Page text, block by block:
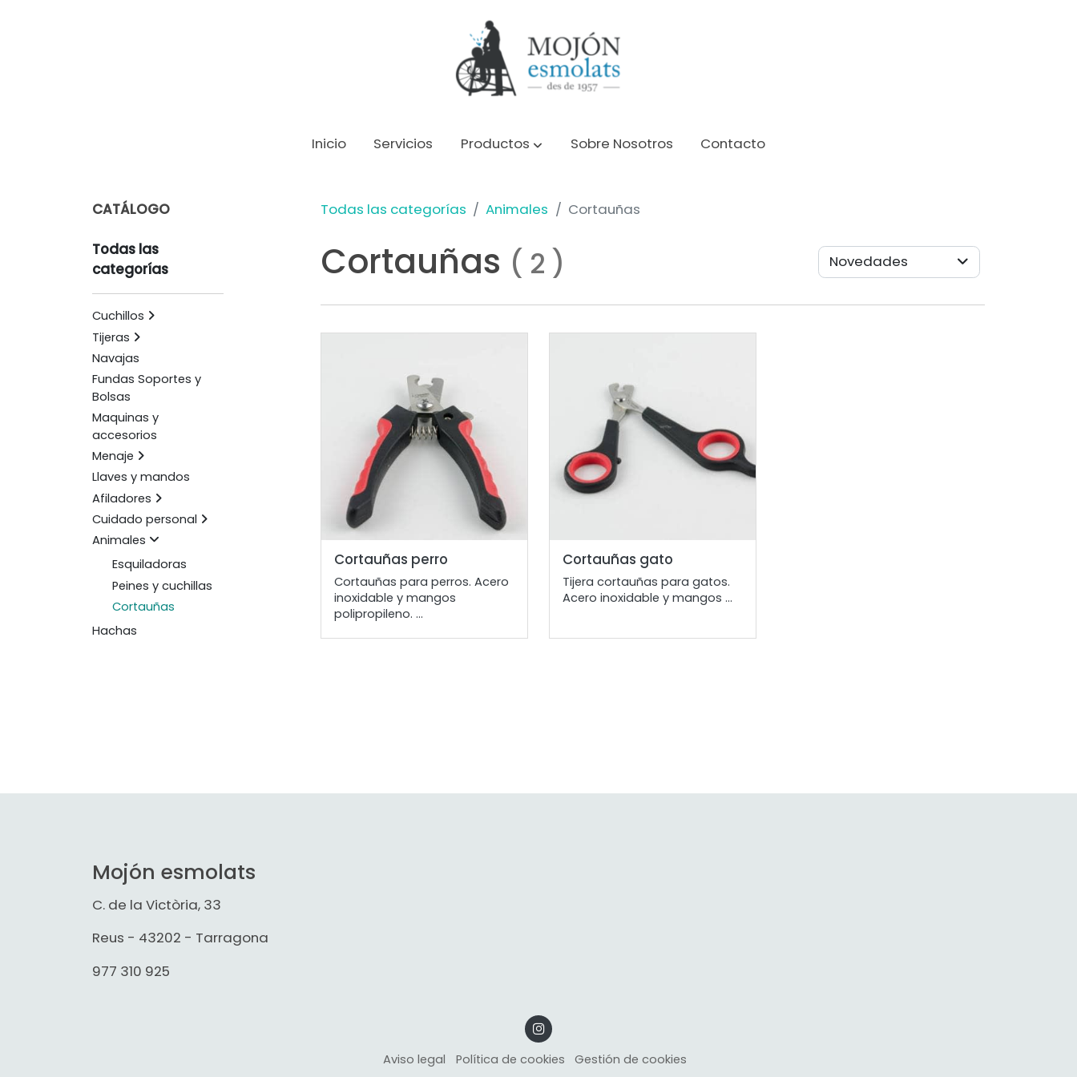
Inicio Servicios Productos Sobre Nosotros Contacto
CATÁLOGO
Todas las
categorías
Cuchillos
Tijeras
Navajas
Fundas Soportes y
Bolsas
Maquinas y
accesorios
Menaje
Llaves y mandos
Afiladores
Cuidado personal
Animales
Esquiladoras
Peines y cuchillas
Cortauñas
Hachas
Todas las categorías Animales Cortauñas
Cortauñas ( 2 ) Novedades
Cortauñas perro
Cortauñas para perros. Acero
inoxidable y mangos
polipropileno. ...
Cortauñas gato
Tijera cortauñas para gatos.
Acero inoxidable y mangos ...
Mojón esmolats
C. de la Victòria, 33
Reus - 43202 - Tarragona
977 310 925
Aviso legal Política de cookies Gestión de cookies